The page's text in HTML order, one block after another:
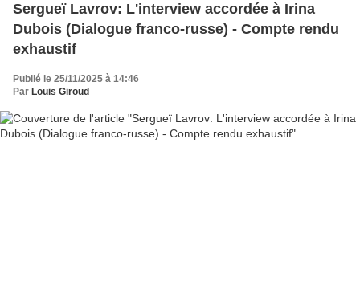
Sergueï Lavrov: L'interview accordée à Irina
Dubois (Dialogue franco-russe) - Compte rendu
exhaustif
Publié le 25/11/2025 à 14:46
Par Louis Giroud